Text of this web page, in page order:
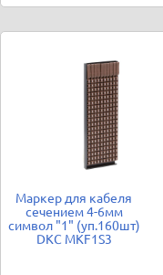
Маркер для кабеля
сечением 4-6мм
символ "1" (уп.160шт)
DKC MKF1S3